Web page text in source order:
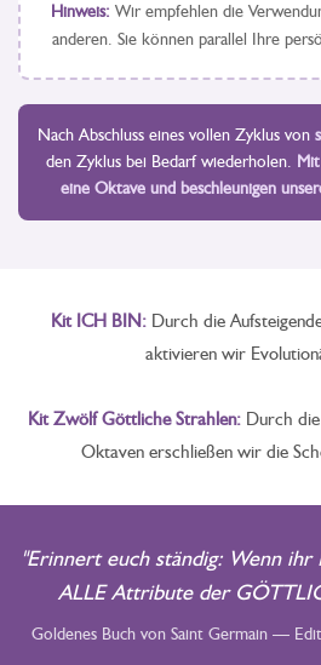
Hinweis: Wir empfehlen die
anderen. Sie können parallel Ihre
Nach Abschluss eines vollen Zyklus von
den Zyklus bei Bedarf wiederholen.
eine Oktave und beschleunigen
Kit ICH BIN:Durch die
aktivieren wir
Kit Zwölf Göttliche Strahlen:Durch die
Oktaven erschließen wir die
"Erinnert euch ständig: Wenn
ALLE Attribute der
Goldenes Buch von Saint Germain —